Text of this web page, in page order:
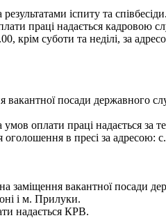
іспиту та співбесіди.
праці надається кадровою
крім суботи та неділі, за
посади державного
оплати праці надається за
в пресі за адресою:
заміщення вакантної посади
і м. Прилуки.
надається КРВ.